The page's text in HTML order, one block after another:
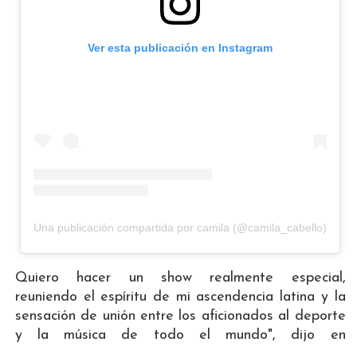
Ver esta publicación en Instagram
Una publicación compartida por camila (@camila_cabello)
Quiero hacer un show realmente especial,
reuniendo el espíritu de mi ascendencia latina y la
sensación de unión entre los aficionados al deporte
y la música de todo el mundo", dijo en